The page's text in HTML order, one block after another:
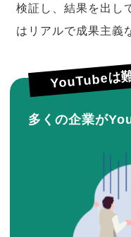
検証し、結果を出し
はリアルで成果主義
YouTubeは
多くの企業が